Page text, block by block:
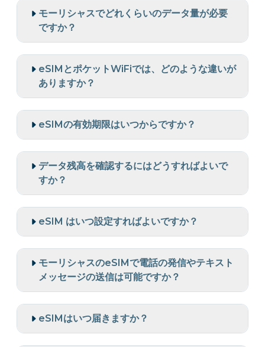
モーリシャスでどれくらいのデータ量が必要
ですか？
eSIMとポケットWiFiでは、どのような違いが
ありますか？
eSIMの有効期限はいつからですか？
データ残高を確認するにはどうすればよいで
すか？
eSIM はいつ設定すればよいですか？
モーリシャスのeSIMで電話の発信やテキスト
メッセージの送信は可能ですか？
eSIMはいつ届きますか？